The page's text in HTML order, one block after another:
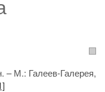
– М.: Галеев-Галерея,